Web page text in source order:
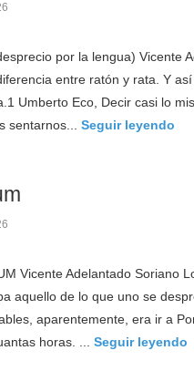
por la lengua) Vicente
entre ratón y rata. Y
Umberto Eco, Decir casi lo
sentarnos... Seguir leyendo
Vicente Adelantado Soriano
aquello de lo que uno se
aparentemente, era ir a
horas. ... Seguir leyendo